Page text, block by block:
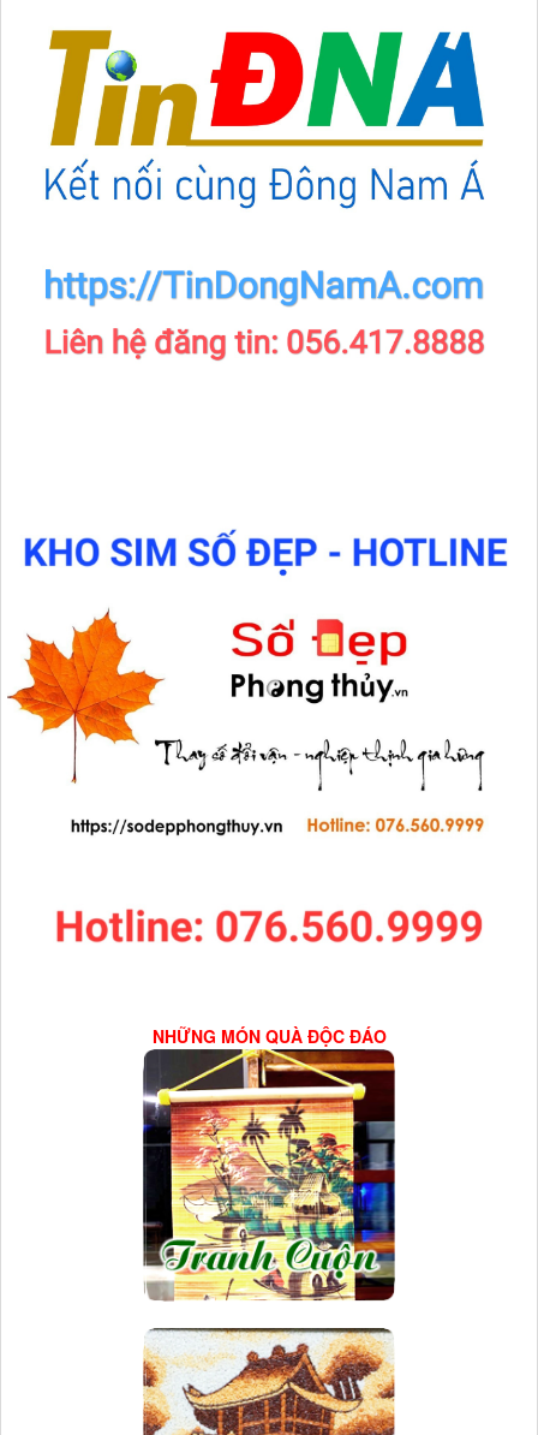
NHỮNG MÓN QUÀ ĐỘC ĐÁO